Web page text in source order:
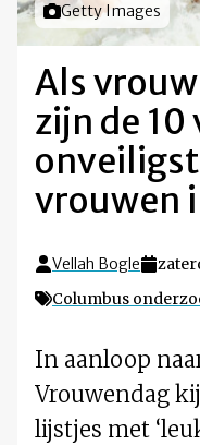
Foto door
Getty Images
Als
zijn de
vrouwen
Vellah Bogle
Columbus
In aanloop
Vrouwendag
lijstjes met